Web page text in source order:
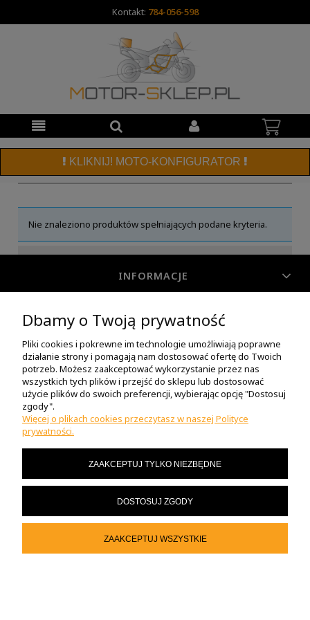
Kontakt: 784-056-598
KLIKNIJ! MOTO-KONFIGURATOR
Nie znaleziono produktów spełniających podane kryteria.
INFORMACJE
POMOC
O NAS
© 2023 motor-sklep.pl
Sklep internetowy Shoper.pl
Dbamy o Twoją prywatność
Pliki cookies i pokrewne im technologie umożliwiają poprawne
działanie strony i pomagają nam dostosować ofertę do Twoich
potrzeb. Możesz zaakceptować wykorzystanie przez nas
wszystkich tych plików i przejść do sklepu lub dostosować
użycie plików do swoich preferencji, wybierając opcję "Dostosuj
zgody".
Więcej o plikach cookies przeczytasz w naszej Polityce
prywatności.
ZAAKCEPTUJ TYLKO NIEZBĘDNE
DOSTOSUJ ZGODY
ZAAKCEPTUJ WSZYSTKIE